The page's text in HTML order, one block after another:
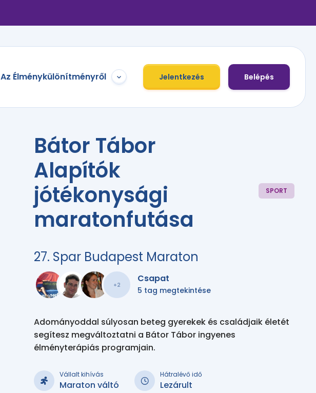
Az Élménykülönítményről Jelentkezés Belépés
Bátor Tábor
Alapítók
jótékonysági
maratonfutása
SPORT
27. Spar Budapest Maraton
+2
Csapat
5 tag megtekintése
Adományoddal súlyosan beteg gyerekek és családjaik életét
segítesz megváltoztatni a Bátor Tábor ingyenes
élményterápiás programjain.
Vállalt kihívás
Maraton váltó
Hátralévő idő
Lezárult